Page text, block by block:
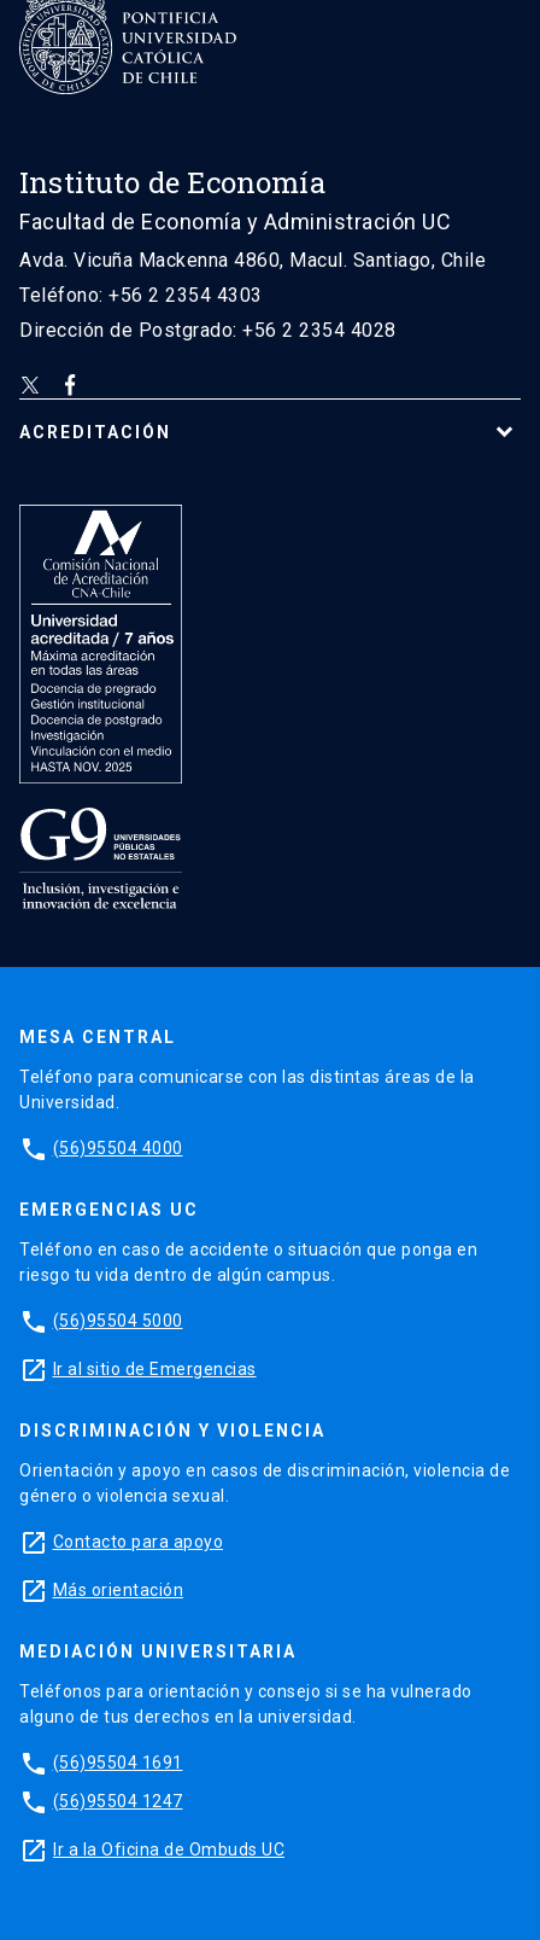
Instituto de Economía
Facultad de Economía y Administración UC
Avda. Vicuña Mackenna 4860, Macul. Santiago, Chile
Teléfono: +56 2 2354 4303
Dirección de Postgrado: +56 2 2354 4028
ACREDITACIÓN
MESA CENTRAL
Teléfono para comunicarse con las distintas áreas de la
Universidad.
phone (56)95504 4000
EMERGENCIAS UC
Teléfono en caso de accidente o situación que ponga en
riesgo tu vida dentro de algún campus.
phone (56)95504 5000
launch Ir al sitio de Emergencias
DISCRIMINACIÓN Y VIOLENCIA
Orientación y apoyo en casos de discriminación, violencia de
género o violencia sexual.
launch Contacto para apoyo
launch Más orientación
MEDIACIÓN UNIVERSITARIA
Teléfonos para orientación y consejo si se ha vulnerado
alguno de tus derechos en la universidad.
phone (56)95504 1691
phone (56)95504 1247
launch Ir a la Oficina de Ombuds UC